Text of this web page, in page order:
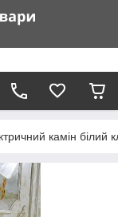
камін білий